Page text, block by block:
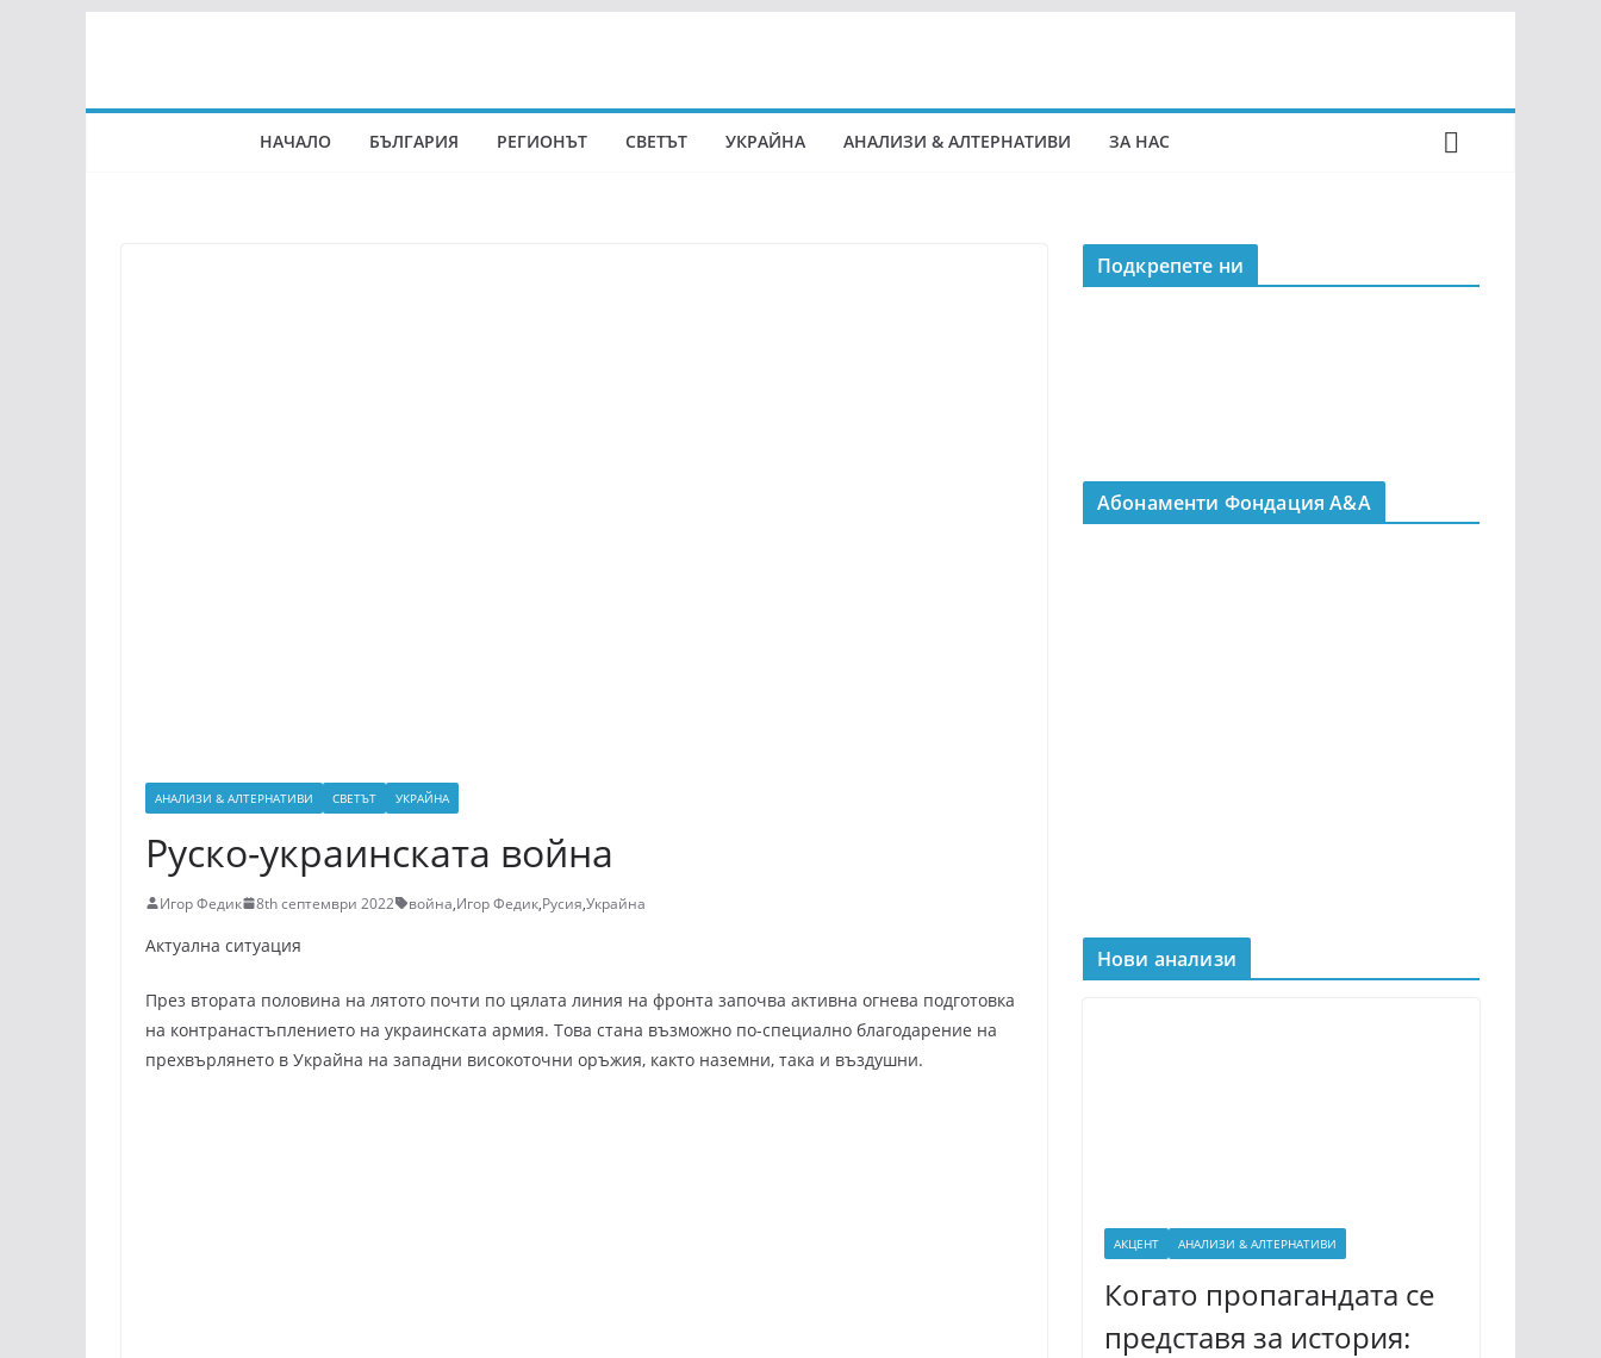
НАЧАЛО БЪЛГАРИЯ РЕГИОНЪТ СВЕТЪТ УКРАЙНА АНАЛИЗИ & АЛТЕРНАТИВИ ЗА НАС
АНАЛИЗИ & АЛТЕРНАТИВИ СВЕТЪТ УКРАЙНА
Руско-украинската война
Игор Федик 8th септември 2022 война,Игор Федик,Русия,Украйна
Актуална ситуация
През втората половина на лятото почти по цялата линия на фронта започва активна огнева подготовка
на контранастъплението на украинската армия. Това стана възможно по-специално благодарение на
прехвърлянето в Украйна на западни високоточни оръжия, както наземни, така и въздушни.
Подкрепeте ни
Абонаменти Фондация А&A
Нови анализи
АКЦЕНТ АНАЛИЗИ & АЛТЕРНАТИВИ
Когато пропагандата се
представя за история: